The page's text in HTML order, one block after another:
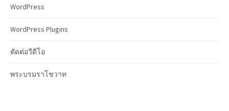
WordPress
WordPress Plugins
ตัดต่อวีดีโอ
พระบรมราโชวาท